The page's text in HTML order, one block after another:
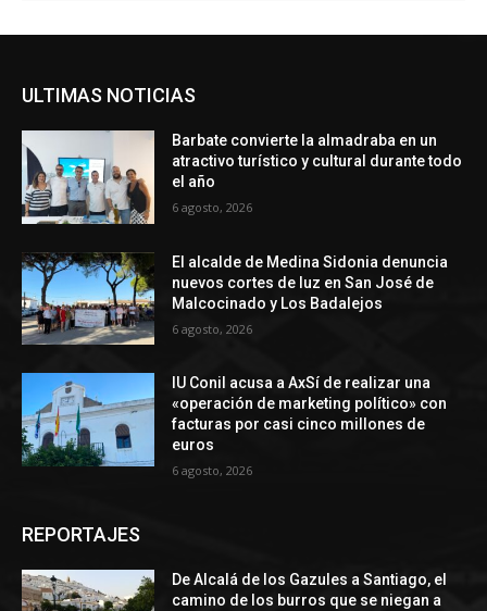
ULTIMAS NOTICIAS
Barbate convierte la almadraba en un
atractivo turístico y cultural durante todo
el año
6 agosto, 2026
El alcalde de Medina Sidonia denuncia
nuevos cortes de luz en San José de
Malcocinado y Los Badalejos
6 agosto, 2026
IU Conil acusa a AxSí de realizar una
«operación de marketing político» con
facturas por casi cinco millones de
euros
6 agosto, 2026
REPORTAJES
De Alcalá de los Gazules a Santiago, el
camino de los burros que se niegan a